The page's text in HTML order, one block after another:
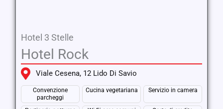
Hotel 3 Stelle
Hotel Rock
Viale Cesena, 12 Lido Di Savio
Convenzione
parcheggi
Cucina vegetariana Servizio in camera